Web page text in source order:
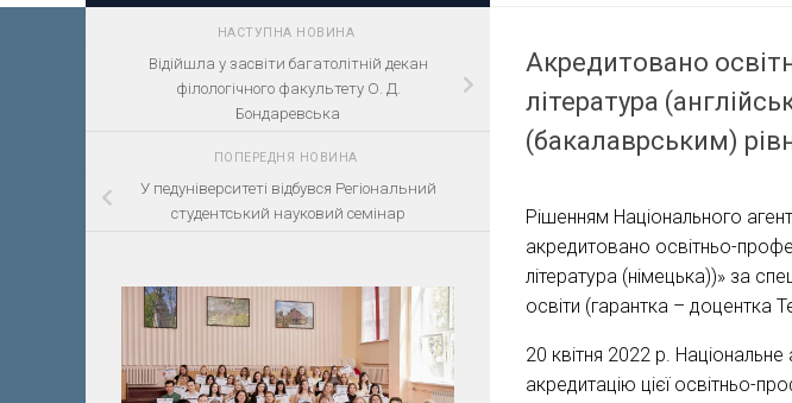
Акредитовано
література
(бакалаврським)
Рішенням Національного
акредитовано освітньо-
література (німецька))» за
освіти (гарантка – доцентка
20 квітня 2022 р. Національне
акредитацію цієї освітньо-
НАСТУПНА НОВИНА
Відійшла у засвіти багатолітній декан
філологічного факультету О. Д.
Бондаревська
ПОПЕРЕДНЯ НОВИНА
У педуніверситеті відбувся Регіональний
студентський науковий семінар